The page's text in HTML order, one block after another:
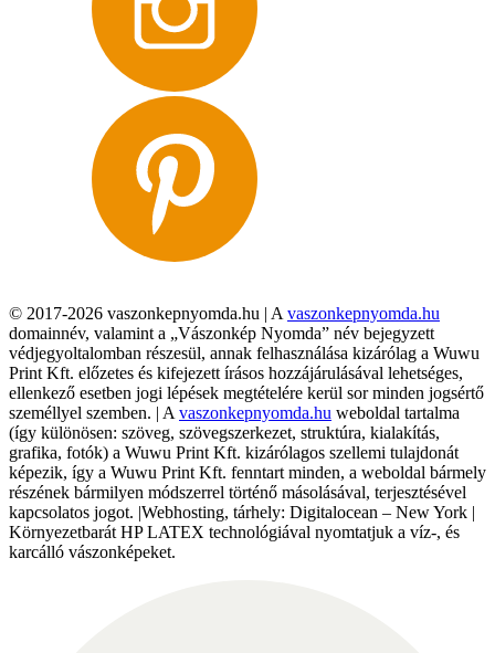
© 2017-2026 vaszonkepnyomda.hu | A vaszonkepnyomda.hu
domainnév, valamint a „Vászonkép Nyomda” név bejegyzett
védjegyoltalomban részesül, annak felhasználása kizárólag a Wuwu
Print Kft. előzetes és kifejezett írásos hozzájárulásával lehetséges,
ellenkező esetben jogi lépések megtételére kerül sor minden jogsértő
személlyel szemben. | A vaszonkepnyomda.hu weboldal tartalma
(így különösen: szöveg, szövegszerkezet, struktúra, kialakítás,
grafika, fotók) a Wuwu Print Kft. kizárólagos szellemi tulajdonát
képezik, így a Wuwu Print Kft. fenntart minden, a weboldal bármely
részének bármilyen módszerrel történő másolásával, terjesztésével
kapcsolatos jogot. |Webhosting, tárhely: Digitalocean – New York |
Környezetbarát HP LATEX technológiával nyomtatjuk a víz-, és
karcálló vászonképeket.